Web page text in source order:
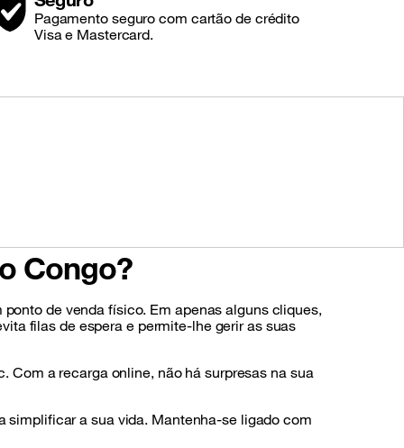
Pagamento seguro com cartão de crédito
Visa e Mastercard.
Congo?
de venda físico. Em apenas alguns cliques,
filas de espera e permite-lhe gerir as suas
a recarga online, não há surpresas na sua
simplificar a sua vida. Mantenha-se ligado com